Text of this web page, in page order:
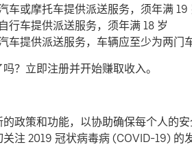
车或摩托车提供派送服务，须年满 19
行车提供派送服务，须年满 18 岁
车提供派送服务，车辆应至少为两门
？立即注册并开始赚取收入。
政策和功能，以协助确保每个人的
注 2019 冠状病毒病 (COVID-19) 的